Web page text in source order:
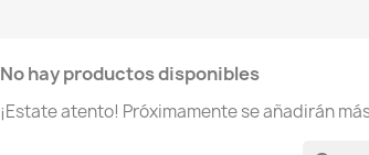
No hay productos disponibles
¡Estate atento! Próximamente se añadirán